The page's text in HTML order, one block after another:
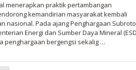
menerapkan praktik pertambangan
kemandirian masyarakat kembali
nasional. Pada ajang Penghargaan Subroto
Energi dan Sumber Daya Mineral
penghargaan bergengsi sekalig …